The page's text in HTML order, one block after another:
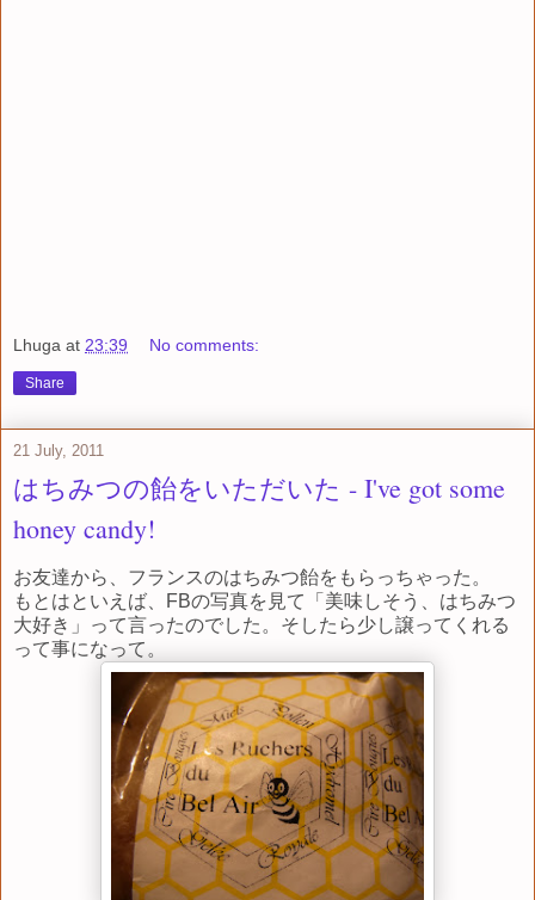
Lhuga at 23:39 No comments:
Share
21 July, 2011
はちみつの飴をいただいた - I've got some
honey candy!
お友達から、フランスのはちみつ飴をもらっちゃった。
もとはといえば、FBの写真を見て「美味しそう、はちみつ
大好き」って言ったのでした。そしたら少し譲ってくれる
って事になって。